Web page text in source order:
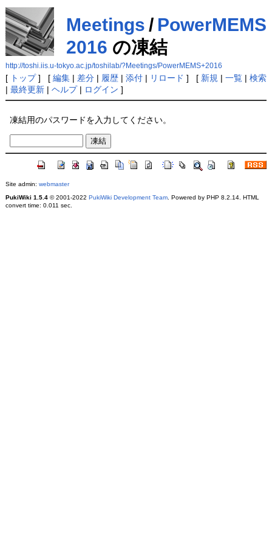
Meetings / PowerMEMS
2016 の凍結
http://toshi.iis.u-tokyo.ac.jp/toshilab/?Meetings/PowerMEMS+2016
[ トップ] [ 編集| 差分| 履歴| 添付| リロード ] [ 新規 | 一覧| 検索
| 最終更新| ヘルプ| ログイン ]
凍結用のパスワードを入力してください。
Site admin: webmaster
PukiWiki 1.5.4© 2001-2022 PukiWiki Development Team. Powered by PHP 8.2.14. HTML
convert time: 0.011 sec.